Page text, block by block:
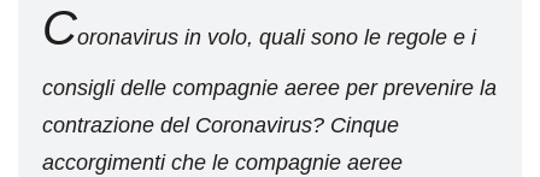
Coronavirus in volo, quali sono le regole e i
consigli delle compagnie aeree per prevenire la
contrazione del Coronavirus? Cinque
accorgimenti che le compagnie aeree